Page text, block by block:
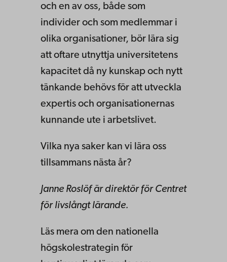
och en av oss, både som
individer och som medlemmar i
olika organisationer, bör lära sig
att oftare utnyttja universitetens
kapacitet då ny kunskap och nytt
tänkande behövs för att utveckla
expertis och organisationernas
kunnande ute i arbetslivet.
Vilka nya saker kan vi lära oss
tillsammans nästa år?
Janne Roslöf är direktör för Centret
för livslångt lärande.
Läs mera om den nationella
högskolestrategin för